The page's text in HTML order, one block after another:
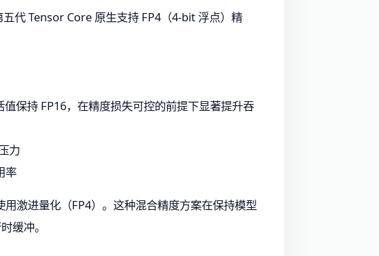
代 Tensor Core 原生支持 FP4（4-bit 浮点）精
保持 FP16，在精度损失可控的前提下显著提升吞
力
率
激进量化（FP4）。这种混合精度方案在保持模型
缓冲。